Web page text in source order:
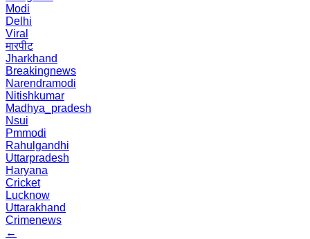
Modi
Delhi
Viral
मारपीट
Jharkhand
Breakingnews
Narendramodi
Nitishkumar
Madhya_pradesh
Nsui
Pmmodi
Rahulgandhi
Uttarpradesh
Haryana
Cricket
Lucknow
Uttarakhand
Crimenews
←